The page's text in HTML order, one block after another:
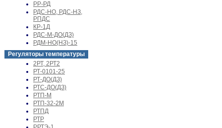
РР-РД
РДС-НО, РДС-НЗ,
РПДС
КР-1Д
РДС-М-ДО(ДЗ)
РДМ-НО(НЗ)-15
Регуляторы температуры
2РТ, 2РТ2
РТ-0101-25
РТ-ДО(ДЗ)
РТС-ДО(ДЗ)
РТП-М
РТП-32-2М
РТПД
РТР